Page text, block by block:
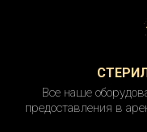
Все наше
предоставления в